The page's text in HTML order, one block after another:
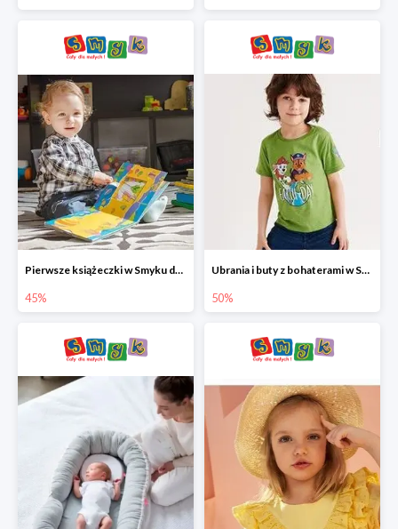
Pierwsze książeczki w Smyku do -45%
45%
Ubrania i buty z bohaterami w Smyku do -50%
50%